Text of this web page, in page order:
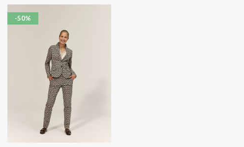
-50%